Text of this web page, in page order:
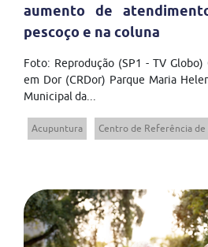
aumento de
pescoço e na coluna
Foto: Reprodução (SP1 - TV
em Dor (CRDor) Parque Maria
Municipal da...
Acupuntura Centro de Referência de